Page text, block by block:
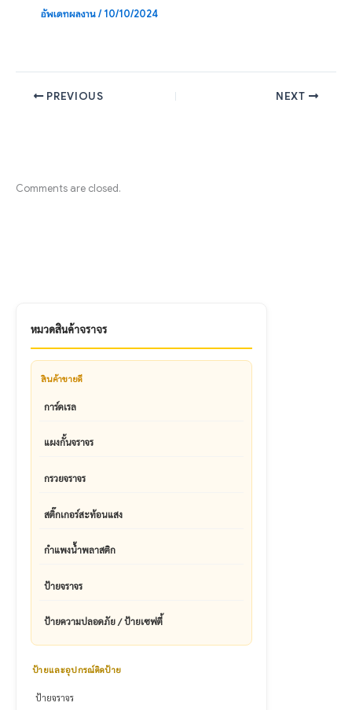
หมวดสินค้าจราจร
สินค้าขายดี
การ์ดเรล
แผงกั้นจราจร
กรวยจราจร
สติ๊กเกอร์สะท้อนแสง
กำแพงน้ำพลาสติก
ป้ายจราจร
ป้ายความปลอดภัย / ป้ายเซฟตี้
ป้ายและอุปกรณ์ติดป้าย
ป้ายจราจร
อัพเดทผลงาน/10/10/2024
PREVIOUS NEXT
Comments are closed.